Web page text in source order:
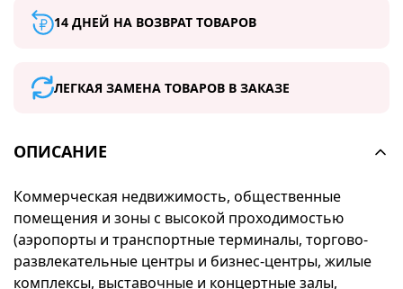
14 ДНЕЙ НА ВОЗВРАТ ТОВАРОВ
ЛЕГКАЯ ЗАМЕНА ТОВАРОВ В ЗАКАЗЕ
ОПИСАНИЕ
Коммерческая недвижимость, общественные
помещения и зоны с высокой проходимостью
(аэропорты и транспортные терминалы, торгово-
развлекательные центры и бизнес-центры, жилые
комплексы, выставочные и концертные залы,